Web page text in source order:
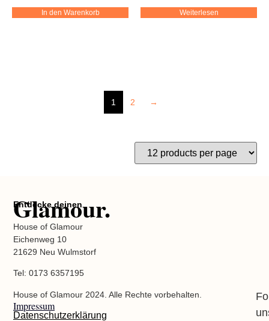
In den Warenkorb Weiterlesen
1 2 →
Entdecke deinen
Glamour.
House of Glamour
Eichenweg 10
21629 Neu Wulmstorf
Tel: 0173 6357195
House of Glamour 2024. Alle Rechte vorbehalten.
Impressum
Datenschutzerklärung